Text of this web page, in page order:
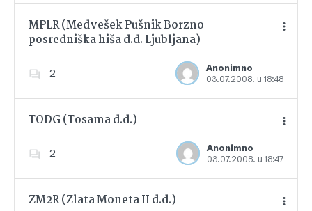
MPLR (Medvešek Pušnik Borzno
posredniška hiša d.d. Ljubljana)
2
Anonimno
03.07.2008. u 18:48
Dodajte u favorite
TODG (Tosama d.d.)
2
Anonimno
03.07.2008. u 18:47
Dodajte u favorite
ZM2R (Zlata Moneta II d.d.)